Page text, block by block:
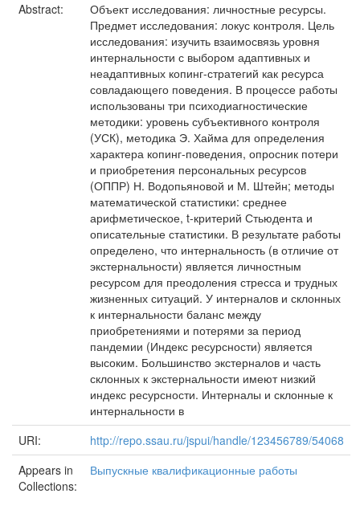
Abstract:
Объект исследования: личностные ресурсы.
Предмет исследования: локус контроля. Цель
исследования: изучить взаимосвязь уровня
интернальности с выбором адаптивных и
неадаптивных копинг-стратегий как ресурса
совладающего поведения. В процессе работы
использованы три психодиагностические
методики: уровень субъективного контроля
(УСК), методика Э. Хайма для определения
характера копинг-поведения, опросник потери
и приобретения персональных ресурсов
(ОППР) Н. Водопьяновой и М. Штейн; методы
математической статистики: среднее
арифметическое, t-критерий Стьюдента и
описательные статистики. В результате работы
определено, что интернальность (в отличие от
экстернальности) является личностным
ресурсом для преодоления стресса и трудных
жизненных ситуаций. У интерналов и склонных
к интернальности баланс между
приобретениями и потерями за период
пандемии (Индекс ресурсности) является
высоким. Большинство экстерналов и часть
склонных к экстернальности имеют низкий
индекс ресурсности. Интерналы и склонные к
интернальности в
URI:
http://repo.ssau.ru/jspui/handle/123456789/54068
Appears in
Collections:
Выпускные квалификационные работы